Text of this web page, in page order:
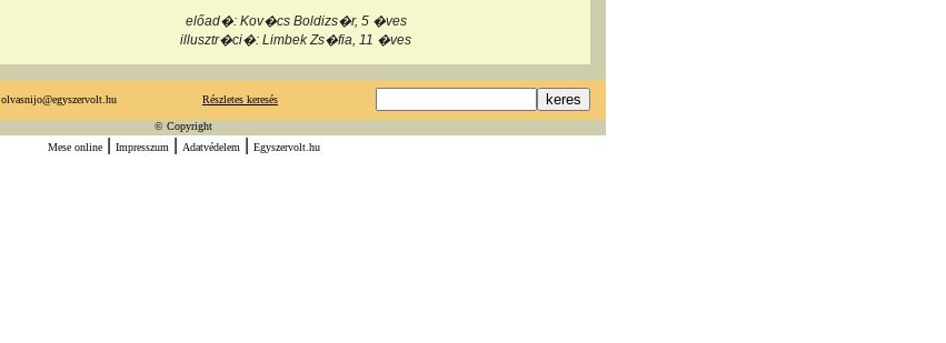
előad�: Kov�cs Boldizs�r, 5 �ves
illusztr�ci�: Limbek Zs�fia, 11 �ves
olvasnijo@egyszervolt.hu Részletes keresés
© Copyright
Mese online| Impresszum Adatvédelem Egyszervolt.hu